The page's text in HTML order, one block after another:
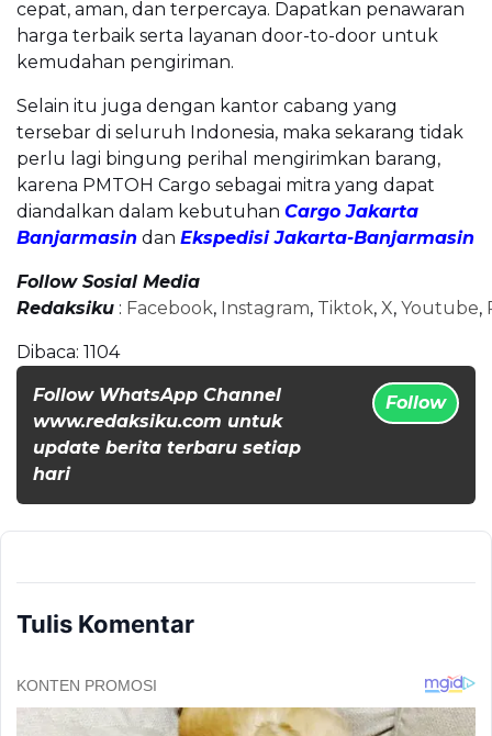
cepat, aman, dan terpercaya. Dapatkan penawaran
harga terbaik serta layanan door-to-door untuk
kemudahan pengiriman.
Selain itu juga dengan kantor cabang yang
tersebar di seluruh Indonesia, maka sekarang tidak
perlu lagi bingung perihal mengirimkan barang,
karena PMTOH Cargo sebagai mitra yang dapat
diandalkan dalam kebutuhan Cargo Jakarta
Banjarmasin dan Ekspedisi Jakarta-Banjarmasin
Follow Sosial Media
Redaksiku : Facebook, Instagram, Tiktok, X, Youtube,
Dibaca: 1104
Follow WhatsApp Channel
www.redaksiku.com untuk
update berita terbaru setiap
hari
Follow
Tulis Komentar